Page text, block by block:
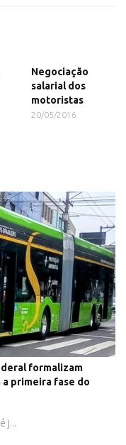
Negociação
salarial dos
motoristas
20/05/2016
formalizam
a primeira fase do
j...